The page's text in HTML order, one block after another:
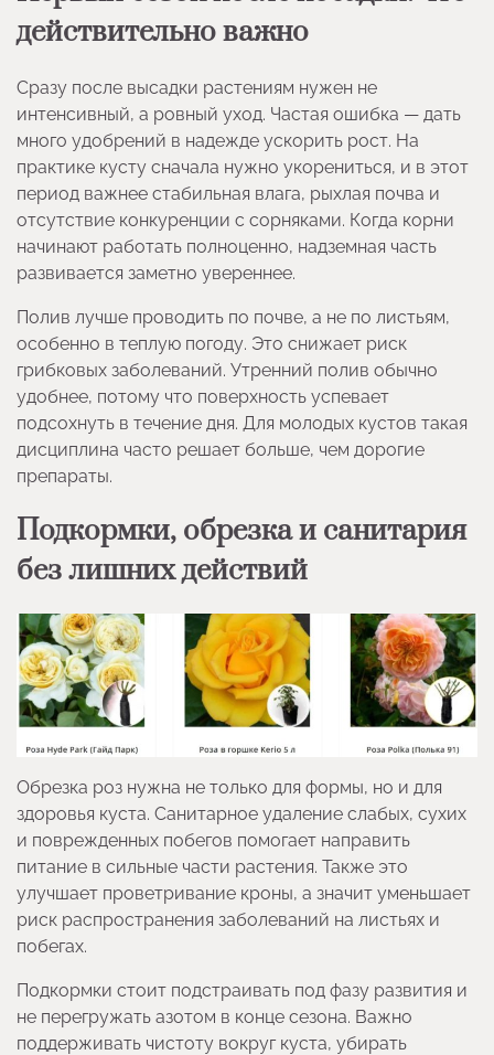
действительно важно
Сразу после высадки растениям нужен не
интенсивный, а ровный уход. Частая ошибка — дать
много удобрений в надежде ускорить рост. На
практике кусту сначала нужно укорениться, и в этот
период важнее стабильная влага, рыхлая почва и
отсутствие конкуренции с сорняками. Когда корни
начинают работать полноценно, надземная часть
развивается заметно увереннее.
Полив лучше проводить по почве, а не по листьям,
особенно в теплую погоду. Это снижает риск
грибковых заболеваний. Утренний полив обычно
удобнее, потому что поверхность успевает
подсохнуть в течение дня. Для молодых кустов такая
дисциплина часто решает больше, чем дорогие
препараты.
Подкормки, обрезка и санитария
без лишних действий
Обрезка роз нужна не только для формы, но и для
здоровья куста. Санитарное удаление слабых, сухих
и поврежденных побегов помогает направить
питание в сильные части растения. Также это
улучшает проветривание кроны, а значит уменьшает
риск распространения заболеваний на листьях и
побегах.
Подкормки стоит подстраивать под фазу развития и
не перегружать азотом в конце сезона. Важно
поддерживать чистоту вокруг куста, убирать